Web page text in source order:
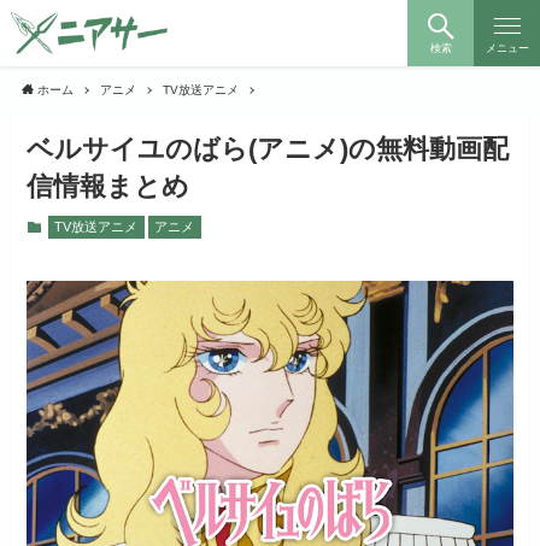
検索 メニュー
ホーム アニメ TV放送アニメ
ベルサイユのばら(アニメ)の無料動画配
信情報まとめ
TV放送アニメ アニメ